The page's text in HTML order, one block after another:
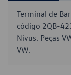
Terminal de
código 2QB-
Nivus. Peças
VW.